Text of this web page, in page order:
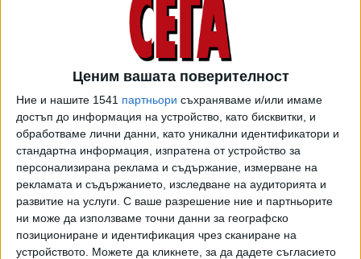
Ценим вашата поверителност
Ние и нашите 1541 партньори съхраняваме и/или имаме
достъп до информация на устройство, като бисквитки, и
обработваме лични данни, като уникални идентификатори и
стандартна информация, изпратена от устройство за
персонализирана реклама и съдържание, измерване на
рекламата и съдържанието, изследване на аудиторията и
развитие на услуги. С ваше разрешение ние и партньорите
ни може да използваме точни данни за географско
позициониране и идентификация чрез сканиране на
устройството. Можете да кликнете, за да дадете съгласието